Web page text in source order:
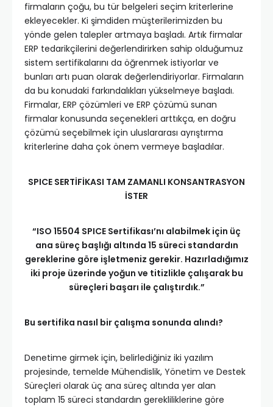
firmaların çoğu, bu tür belgeleri seçim kriterlerine
ekleyecekler. Ki şimdiden müşterilerimizden bu
yönde gelen talepler artmaya başladı. Artık firmalar
ERP tedarikçilerini değerlendirirken sahip olduğumuz
sistem sertifikalarını da öğrenmek istiyorlar ve
bunları artı puan olarak değerlendiriyorlar. Firmaların
da bu konudaki farkındalıkları yükselmeye başladı.
Firmalar, ERP çözümleri ve ERP çözümü sunan
firmalar konusunda seçenekleri arttıkça, en doğru
çözümü seçebilmek için uluslararası ayrıştırma
kriterlerine daha çok önem vermeye başladılar.
SPICE SERTİFİKASI TAM ZAMANLI KONSANTRASYON
İSTER
“ISO 15504 SPICE Sertifikası’nı alabilmek için üç
ana süreç başlığı altında 15 süreci standardın
gereklerine göre işletmeniz gerekir. Hazırladığımız
iki proje üzerinde yoğun ve titizlikle çalışarak bu
süreçleri başarı ile çalıştırdık.”
Bu sertifika nasıl bir çalışma sonunda alındı?
Denetime girmek için, belirlediğiniz iki yazılım
projesinde, temelde Mühendislik, Yönetim ve Destek
Süreçleri olarak üç ana süreç altında yer alan
toplam 15 süreci standardın gerekliliklerine göre